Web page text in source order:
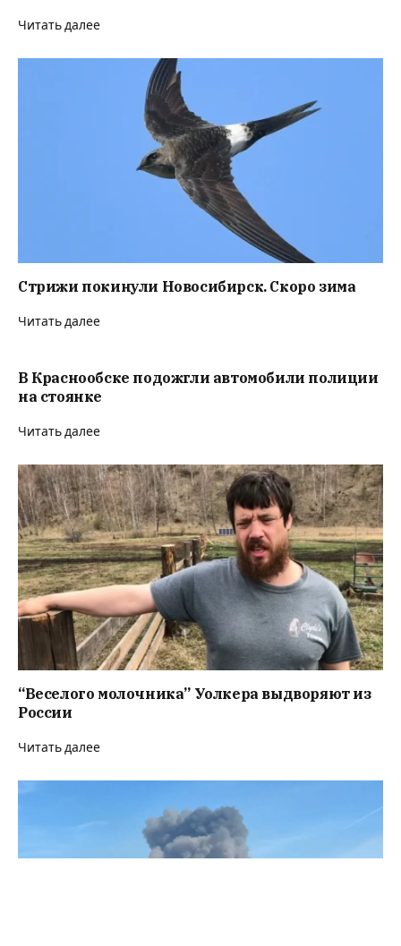
Читать далее
Стрижи покинули Новосибирск. Скоро зима
Читать далее
В Краснообске подожгли автомобили полиции
на стоянке
Читать далее
“Веселого молочника” Уолкера выдворяют из
России
Читать далее